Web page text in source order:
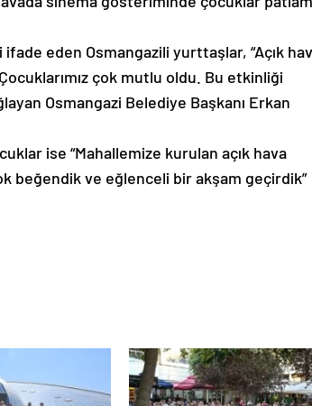
eden Osmangazili yurttaşlar, “Açık
çok mutlu oldu. Bu etkinliği
Osmangazi Belediye Başkanı Erkan
ise “Mahallemize kurulan açık hava
beğendik ve eğlenceli bir akşam geçirdik”